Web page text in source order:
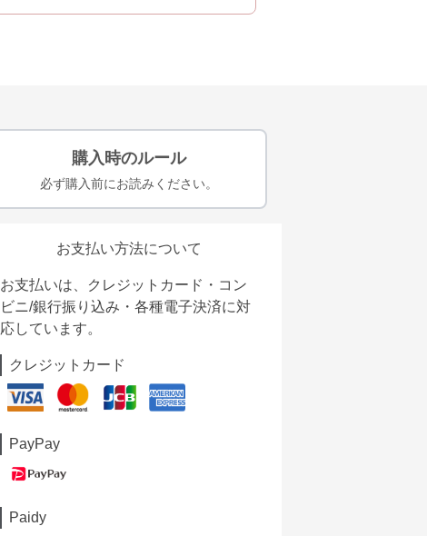
購入時のルール
必ず購入前にお読みください。
お支払い方法について
お支払いは、クレジットカード・コン
ビニ/銀行振り込み・各種電子決済に対
応しています。
クレジットカード
PayPay
Paidy